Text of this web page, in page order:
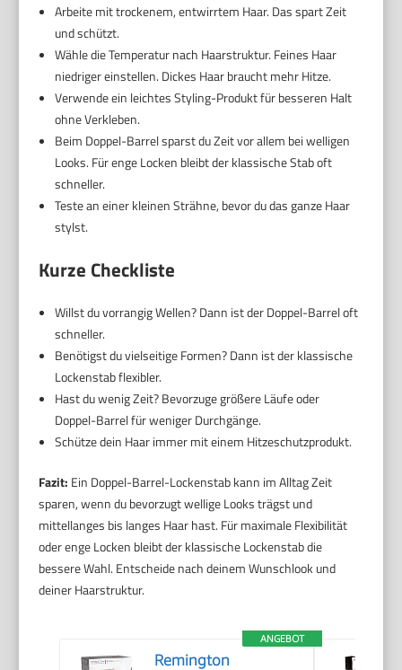
Arbeite mit trockenem, entwirrtem Haar. Das spart Zeit
und schützt.
Wähle die Temperatur nach Haarstruktur. Feines Haar
niedriger einstellen. Dickes Haar braucht mehr Hitze.
Verwende ein leichtes Styling-Produkt für besseren Halt
ohne Verkleben.
Beim Doppel-Barrel sparst du Zeit vor allem bei welligen
Looks. Für enge Locken bleibt der klassische Stab oft
schneller.
Teste an einer kleinen Strähne, bevor du das ganze Haar
stylst.
Kurze Checkliste
Willst du vorrangig Wellen? Dann ist der Doppel-Barrel oft
schneller.
Benötigst du vielseitige Formen? Dann ist der klassische
Lockenstab flexibler.
Hast du wenig Zeit? Bevorzuge größere Läufe oder
Doppel-Barrel für weniger Durchgänge.
Schütze dein Haar immer mit einem Hitzeschutzprodukt.
Fazit: Ein Doppel-Barrel-Lockenstab kann im Alltag Zeit
sparen, wenn du bevorzugt wellige Looks trägst und
mittellanges bis langes Haar hast. Für maximale Flexibilität
oder enge Locken bleibt der klassische Lockenstab die
bessere Wahl. Entscheide nach deinem Wunschlook und
deiner Haarstruktur.
ANGEBOT
Remington